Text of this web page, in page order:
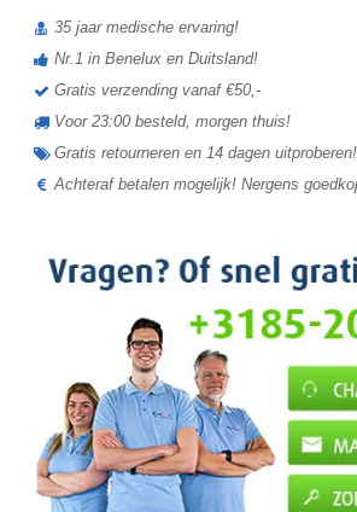
35 jaar medische ervaring!
Nr.1 in Benelux en Duitsland!
Gratis verzending vanaf €50,-
Voor 23:00 besteld, morgen thuis!
Gratis retourneren en 14 dagen uitproberen!
Achteraf betalen mogelijk! Nergens